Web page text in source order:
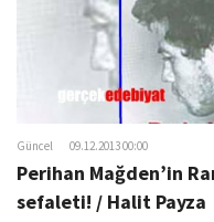
Güncel 09.12.2013 00:00
Perihan Mağden’in
sefaleti! / Halit Payza